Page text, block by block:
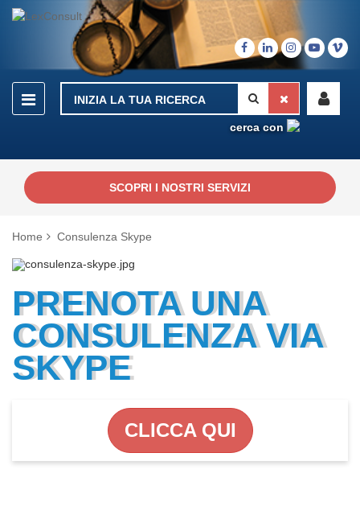
cerca con
SCOPRI I NOSTRI SERVIZI
Home Consulenza Skype
PRENOTA UNA
CONSULENZA VIA
SKYPE
CLICCA QUI